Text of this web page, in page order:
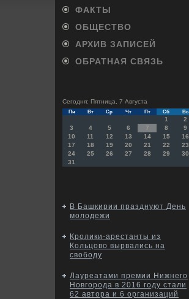
ФАКТЫ
ОБЩЕСТВО
АРХИВ ЗАПИСЕЙ
ОБРАТНАЯ СВЯЗЬ
Сегодня: Пятница, 7 Августа
Пн Вт Ср Чт Пт Сб Вс
1
2
3
4 5 6 7 8
9
10
11 12 13 14 15
16
17
18 19 20 21 22
23
24
25 26 27 28 29
30
31
В Башкирии празднуют День
молодежи
Кролики-арестанты из
Кольцово вырвались на
свободу
Лауреатами премии Нижнего
Новгорода в 2016 году стали
62 автора и 6 организаций